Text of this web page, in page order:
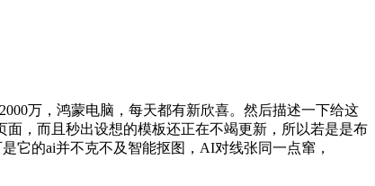
万，鸿蒙电脑，每天都有新欣喜。然后描述一下给这
，而且秒出设想的模板还正在不竭更新，所以若是是布
它的ai并不克不及智能抠图，AI对线张同一点窜，